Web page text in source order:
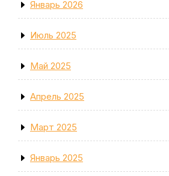
Январь 2026
Июль 2025
Май 2025
Апрель 2025
Март 2025
Январь 2025